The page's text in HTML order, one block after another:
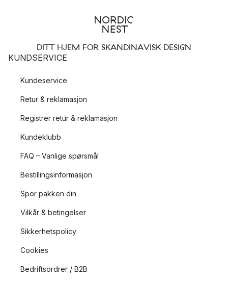
DITT HJEM FOR SKANDINAVISK DESIGN
KUNDSERVICE
Kundeservice
Retur & reklamasjon
Registrer retur & reklamasjon
Kundeklubb
FAQ – Vanlige spørsmål
Bestillingsinformasjon
Spor pakken din
Vilkår & betingelser
Sikkerhetspolicy
Cookies
Bedriftsordrer / B2B